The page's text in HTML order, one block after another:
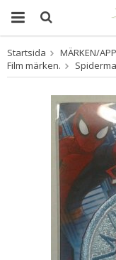
Startsida MÄRKEN/
Film märken.